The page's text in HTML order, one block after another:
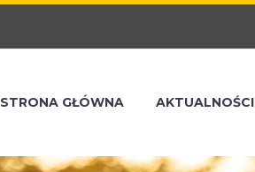
STRONA GŁÓWNA AKTUALNOŚCI